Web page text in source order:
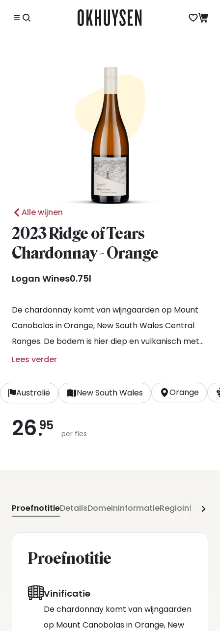
Alle wijnen
2023 Ridge of Tears
Chardonnay - Orange
Logan Wines0.75l
De chardonnay komt van wijngaarden op Mount
Canobolas in Orange, New South Wales Central
Ranges. De bodem is hier diep en vulkanisch met
een expositie pal op het zuiden op een hoogte van
de nachten koel. De arme bodem en de strenge
snoei zorgen voor lage rendementen met kleine
trossen en perfect rijp fruit. De chardonnay komt
van een dertig jaar oude wijngaard. Na een korte
op de fijne gistsporen.
Lees verder
Australië New South Wales Orange
26 95
per fles
ProefnotitieDetailsDomeininformatie
Proefnotitie
Vinificatie
De chardonnay komt van wijngaarden
op Mount Canobolas in Orange, New